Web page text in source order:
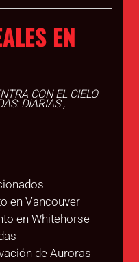
EN
CON EL CIELO
DIARIAS ,
en Vancouver
en Whitehorse
de Auroras